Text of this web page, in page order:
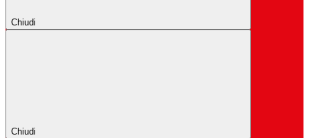
Chiudi
Chiudi